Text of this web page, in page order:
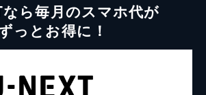
ら毎月のスマホ代が
っとお得に！